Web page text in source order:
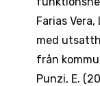
Farias
med
från
Punzi, E.